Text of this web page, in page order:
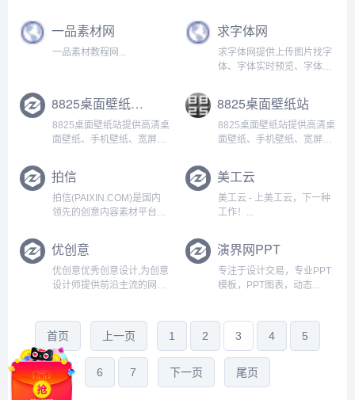
赚钱，买方可以快速找到所
需素材。...
材，以及AE教程，还有更多
的：CG教程与FCPX插件资
源下载。寻找AE片头视频素
材、高清实拍视频素材、精
一品素材网
一品素材教程网...
求字体网
求字体网提供上传图片找字
体、字体实时预览、字体下
齐等服务，本网站可识别中
文、英文、日韩、书法等多
种字体。只要上传图片或输
入字体名称，就可以帮您找
8825桌面壁纸图片大全
8825桌面壁纸站提供高清桌
面壁纸、手机壁纸、宽屏壁
风景壁纸等壁纸下载。...
8825桌面壁纸站
8825桌面壁纸站提供高清桌
面壁纸、手机壁纸、宽屏壁
风景壁纸等壁纸下载。...
拍信
拍信(PAIXIN.COM)是国内
领先的创意内容素材平台，
计插画等素材下载，另外提
供视频、名片、公众号图
片、PPT、邀请函等创意服
务，用拍信提高运营工作效
美工云
美工云 - 上美工云，下一种
工作！...
优创意
优创意优秀创意设计,为创意
设计师提供前沿主流的网页
计,电商设计,网站鉴赏,海报
设计,icon,logo设计等设计
原创作品,网站设计大全...
演界网PPT
专注于设计交易，专业PPT
模板，PPT图表，动态
演示定制综合平台，提供
PPT发布，PPT挣钱，PPT
设计，PPT定制，ke...
首页 上一页 1 2 3 4 5
6 7 下一页 尾页